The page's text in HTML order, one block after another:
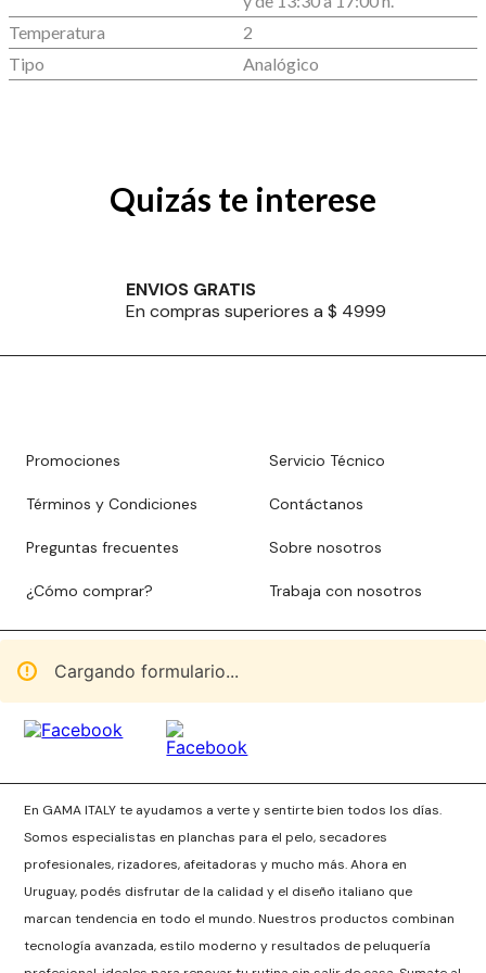
Temperatura
2
Tipo
Analógico
Quizás te interese
ENVIOS GRATIS
En compras superiores a $ 4999
Promociones
Términos y Condiciones
Preguntas frecuentes
¿Cómo comprar?
Servicio Técnico
Contáctanos
Sobre nosotros
Trabaja con nosotros
Cargando formulario...
En GAMA ITALY te ayudamos a verte y sentirte bien todos los días.
Somos especialistas en planchas para el pelo, secadores
profesionales, rizadores, afeitadoras y mucho más. Ahora en
Uruguay, podés disfrutar de la calidad y el diseño italiano que
marcan tendencia en todo el mundo. Nuestros productos combinan
tecnología avanzada, estilo moderno y resultados de peluquería